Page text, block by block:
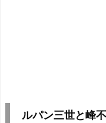
ルパン三世と峰